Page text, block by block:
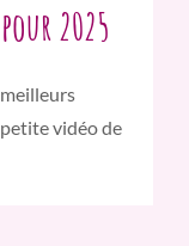
2025
vidéo de